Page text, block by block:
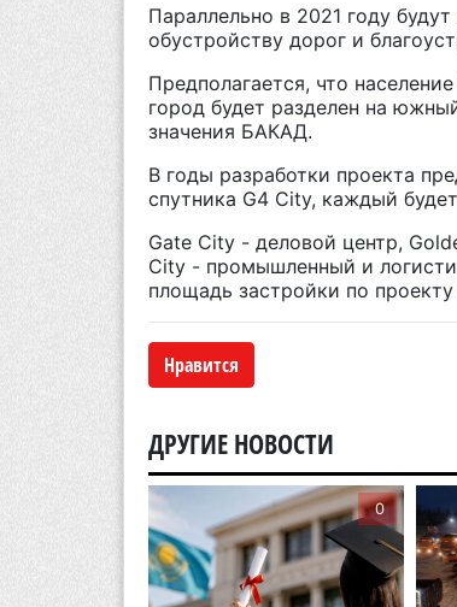
Параллельно в 2021 году
обустройству дорог и
Предполагается, что
город будет разделен на
значения БАКАД.
В годы разработки проекта
спутника G4 City, каждый
Gate City - деловой центр,
City - промышленный и
площадь застройки по проекту
Нравится
ДРУГИЕ НОВОСТИ
0